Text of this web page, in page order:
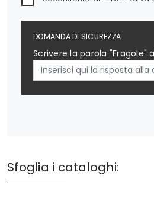
DOMANDA DI SICUREZZA
Scrivere la parola "Fragole"
Sfoglia i cataloghi: